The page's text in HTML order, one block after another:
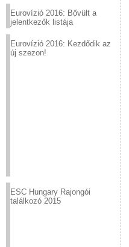
Eurovízió 2016: Bővült a
jelentkezők listája
Eurovízió 2016: Kezdődik az
új szezon!
ESC Hungary Rajongói
találkozó 2015